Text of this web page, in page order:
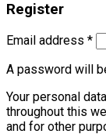
Register
Email address *
A password will
Your personal
throughout this
and for other